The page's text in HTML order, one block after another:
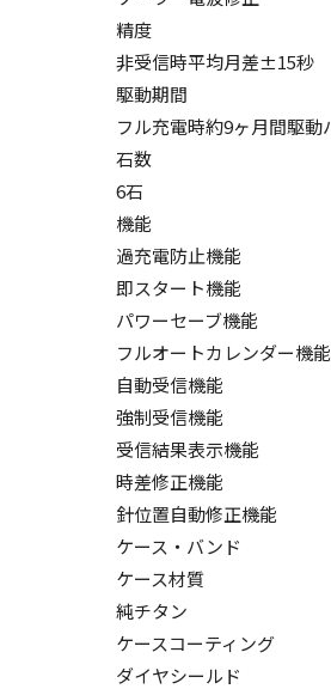
精度
非受信時平均月差±15秒
駆動期間
フル充電時約9ヶ月間駆
石数
6石
機能
過充電防止機能
即スタート機能
パワーセーブ機能
フルオートカレンダー機
自動受信機能
強制受信機能
受信結果表示機能
時差修正機能
針位置自動修正機能
ケース・バンド
ケース材質
純チタン
ケースコーティング
ダイヤシールド